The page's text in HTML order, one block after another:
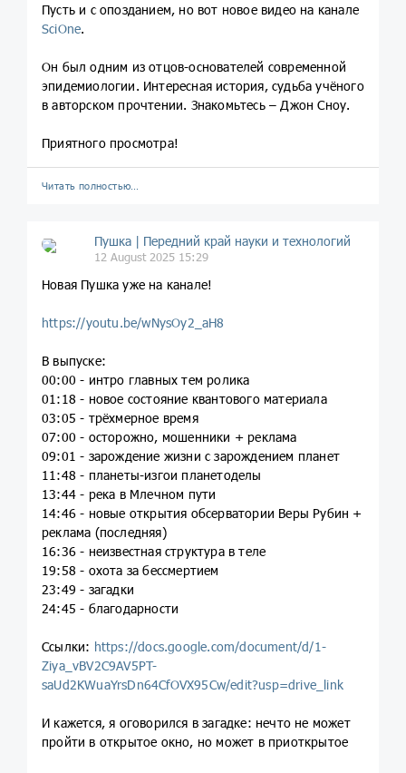
Пусть и с опозданием, но вот новое видео на канале
SciOne.
Он был одним из отцов-основателей современной
эпидемиологии. Интересная история, судьба учёного
в авторском прочтении. Знакомьтесь – Джон Сноу.
Приятного просмотра!
Читать полностью…
Пушка | Передний край науки и технологий
12 August 2025 15:29
Новая Пушка уже на канале!
https://youtu.be/wNysOy2_aH8
В выпуске:
00:00 - интро главных тем ролика
01:18 - новое состояние квантового материала
03:05 - трёхмерное время
07:00 - осторожно, мошенники + реклама
09:01 - зарождение жизни с зарождением планет
11:48 - планеты-изгои планетоделы
13:44 - река в Млечном пути
14:46 - новые открытия обсерватории Веры Рубин +
реклама (последняя)
16:36 - неизвестная структура в теле
19:58 - охота за бессмертием
23:49 - загадки
24:45 - благодарности
Ссылки: https://docs.google.com/document/d/1-
Ziya_vBV2C9AV5PT-
saUd2KWuaYrsDn64CfOVX95Cw/edit?usp=drive_link
И кажется, я оговорился в загадке: нечто не может
пройти в открытое окно, но может в приоткрытое